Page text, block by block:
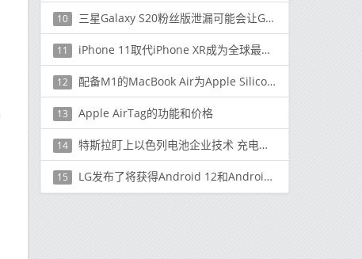
10 三星Galaxy S20粉丝版泄漏可能会让Galaxy Note 20拥有者生气
11 iPhone 11取代iPhone XR成为全球最受欢迎的智能手机
12 配备M1的MacBook Air为Apple Silicon提供了首款Mac
13 Apple AirTag的功能和价格
14 特斯拉盯上以色列电池企业技术 充电五分钟续航160公里
15 LG发布了将获得Android 12和Android 13更新的手机清单